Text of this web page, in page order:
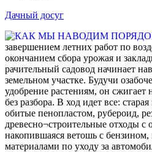
Дачный досуг
завершением летних работ по
окончанием сбора урожая и
рачительный садовод начинает
земельном участке. Будучи
удобрение растениям, он сжигает
без разбора. В ход идет все:
обитые пенопластом, рубероид,
древесно¬строительные отходы с
накопившаяся ветошь с
материалами по уходу за